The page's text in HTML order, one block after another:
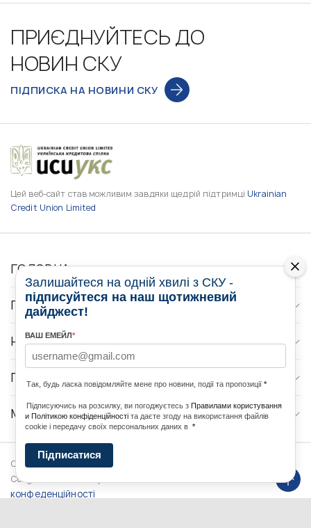
ПРИЄДНУЙТЕСЬ ДО
НОВИН СКУ
ПІДПИСКА НА НОВИНИ СКУ
Цей веб-сайт став можливим завдяки щедрій підтримці Ukrainian
Credit Union Limited
ГОЛОВНА
ПРО НАС
НОВИНИ
ПРОГРАМИ
МЕДІА КОНТАКТИ
Copyright © 2026 Ukrainian World
Congress. Powered by
конфеденційності
Залишайтеся на одній хвилі з СКУ -
підписуйтеся на наш щотижневий
дайджест!
ВАШ ЕМЕЙЛ*
Так, будь ласка повідомляйте мене про новини, події та пропозиції *
Підписуючись на розсилку, ви погоджуєтесь з Правилами користування
и Політикою конфіденційності та даєте згоду на використання файлів
cookie і передачу своїх персональних даних в *
Підписатися